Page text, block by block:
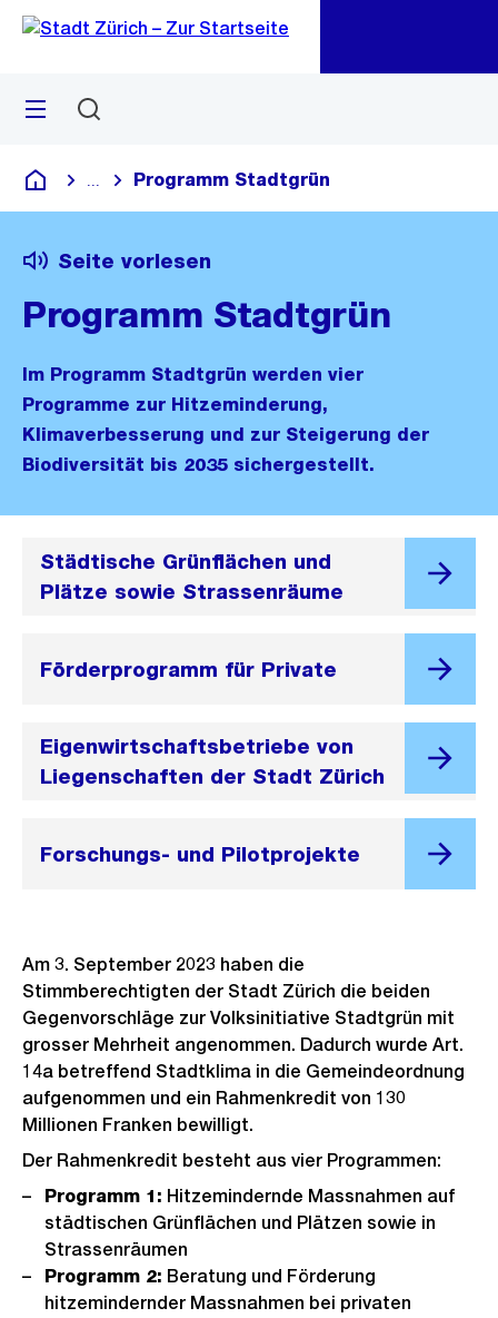
Navigation
Sprunglink
Menü
Deutsch
Blende alle Breadcrumbs ein
Programm Stadtgrün
Seite vorlesen
Programm Stadtgrün
Im Programm Stadtgrün werden vier
Programme zur Hitzeminderung,
Klimaverbesserung und zur Steigerung der
Biodiversität bis 2035 sichergestellt.
Städtische Grünflächen und
Plätze sowie Strassenräume
Förderprogramm für Private
Eigenwirtschaftsbetriebe von
Liegenschaften der Stadt Zürich
Forschungs- und Pilotprojekte
Am 3. September 2023 haben die
Stimmberechtigten der Stadt Zürich die beiden
Gegenvorschläge zur Volksinitiative Stadtgrün mit
grosser Mehrheit angenommen. Dadurch wurde Art.
14a betreffend Stadtklima in die Gemeindeordnung
aufgenommen und ein Rahmenkredit von 130
Millionen Franken bewilligt.
Der Rahmenkredit besteht aus vier Programmen:
Programm 1: Hitzemindernde Massnahmen auf
städtischen Grünflächen und Plätzen sowie in
Strassenräumen
Programm 2: Beratung und Förderung
hitzemindernder Massnahmen bei privaten